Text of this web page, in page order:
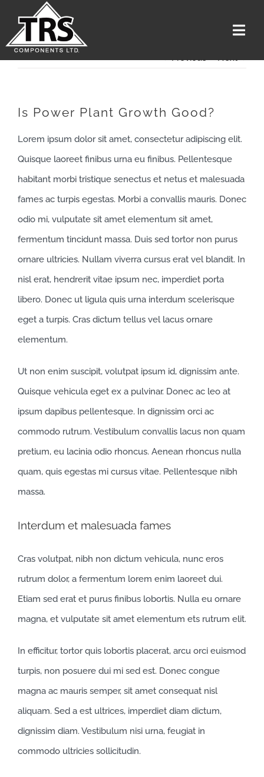
content
About Us
Contact US
Get A Quote
Previous Next
Is Power Plant Growth Good?
Lorem ipsum dolor sit amet, consectetur adipiscing elit.
Quisque laoreet finibus urna eu finibus. Pellentesque
habitant morbi tristique senectus et netus et malesuada
fames ac turpis egestas. Morbi a convallis mauris. Donec
odio mi, vulputate sit amet elementum sit amet,
fermentum tincidunt massa. Duis sed tortor non purus
ornare ultricies. Nullam viverra cursus erat vel blandit. In
nisl erat, hendrerit vitae ipsum nec, imperdiet porta
libero. Donec ut ligula quis urna interdum scelerisque
eget a turpis. Cras dictum tellus vel lacus ornare
elementum.
Ut non enim suscipit, volutpat ipsum id, dignissim ante.
Quisque vehicula eget ex a pulvinar. Donec ac leo at
ipsum dapibus pellentesque. In dignissim orci ac
commodo rutrum. Vestibulum convallis lacus non quam
pretium, eu lacinia odio rhoncus. Aenean rhoncus nulla
quam, quis egestas mi cursus vitae. Pellentesque nibh
massa.
Interdum et malesuada fames
Cras volutpat, nibh non dictum vehicula, nunc eros
rutrum dolor, a fermentum lorem enim laoreet dui.
Etiam sed erat et purus finibus lobortis. Nulla eu ornare
magna, et vulputate sit amet elementum ets rutrum elit.
In efficitur, tortor quis lobortis placerat, arcu orci euismod
turpis, non posuere dui mi sed est. Donec congue
magna ac mauris semper, sit amet consequat nisl
aliquam. Sed a est ultrices, imperdiet diam dictum,
dignissim diam. Vestibulum nisi urna, feugiat in
commodo ultricies sollicitudin.